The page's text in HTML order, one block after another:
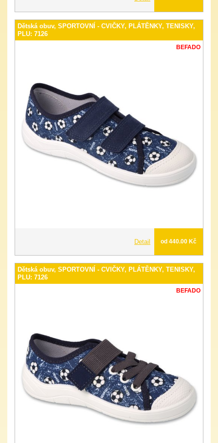
Dětská obuv, SPORTOVNÍ - CVIČKY, PLÁTĚNKY, TENISKY,
PLU: 7126
BEFADO
Detail od 440.00 Kč
Dětská obuv, SPORTOVNÍ - CVIČKY, PLÁTĚNKY, TENISKY,
PLU: 7126
BEFADO